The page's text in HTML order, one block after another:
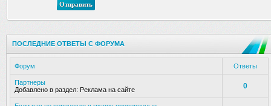
Отправить
ПОСЛЕДНИЕ ОТВЕТЫ С ФОРУМА
Форум Ответы
Партнеры
Добавлено в раздел: Реклама на сайте 0